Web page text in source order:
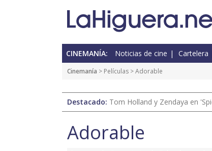
CINEMANÍA: Noticias de cine Cartelera
Cinemanía > Películas > Adorable
Destacado: Tom Holland y Zendaya en
Adorable